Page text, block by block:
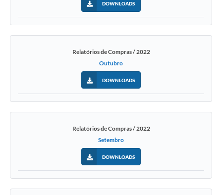
DOWNLOADS
Relatórios de Compras / 2022
Outubro
DOWNLOADS
Relatórios de Compras / 2022
Setembro
DOWNLOADS